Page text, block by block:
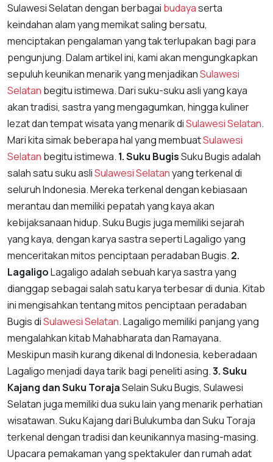
Sulawesi Selatan dengan berbagai budayaserta
keindahan alam yang memikat saling bersatu,
menciptakan pengalaman yang tak terlupakan bagi para
pengunjung. Dalam artikel ini, kami akan mengungkapkan
sepuluh keunikan menarik yang menjadikanSulawesi
Selatan begitu istimewa. Dari suku-suku asli yang kaya
akan tradisi, sastra yang mengagumkan, hingga kuliner
lezat dan tempat wisata yang menarik diSulawesi Selatan.
Mari kita simak beberapa hal yang membuatSulawesi
Selatan begitu istimewa. 1. Suku BugisSuku Bugis adalah
salah satu suku asliSulawesi Selatanyang terkenal di
seluruh Indonesia. Mereka terkenal dengan kebiasaan
merantau dan memiliki pepatah yang kaya akan
kebijaksanaan hidup. Suku Bugis juga memiliki sejarah
yang kaya, dengan karya sastra seperti Lagaligo yang
menceritakan mitos penciptaan peradaban Bugis. 2.
LagaligoLagaligo adalah sebuah karya sastra yang
dianggap sebagai salah satu karya terbesar di dunia. Kitab
ini mengisahkan tentang mitos penciptaan peradaban
Bugis diSulawesi Selatan. Lagaligo memiliki panjang yang
mengalahkan kitab Mahabharata dan Ramayana.
Meskipun masih kurang dikenal di Indonesia, keberadaan
Lagaligo menjadi daya tarik bagi peneliti asing.3. Suku
Kajang dan Suku TorajaSelain Suku Bugis, Sulawesi
Selatan juga memiliki dua suku lain yang menarik perhatian
wisatawan. Suku Kajang dari Bulukumba dan Suku Toraja
terkenal dengan tradisi dan keunikannya masing-masing.
Upacara pemakaman yang spektakuler dan rumah adat